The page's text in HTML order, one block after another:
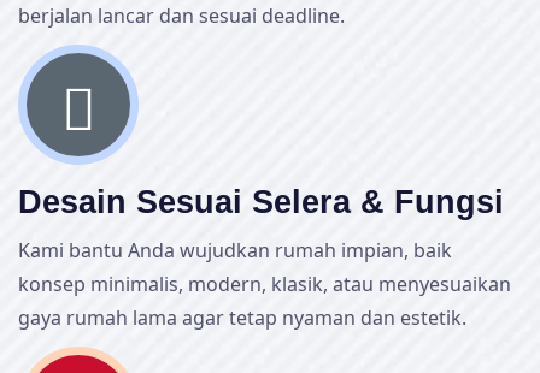
berjalan lancar dan sesuai deadline.
Desain Sesuai Selera & Fungsi
Kami bantu Anda wujudkan rumah impian, baik
konsep minimalis, modern, klasik, atau menyesuaikan
gaya rumah lama agar tetap nyaman dan estetik.